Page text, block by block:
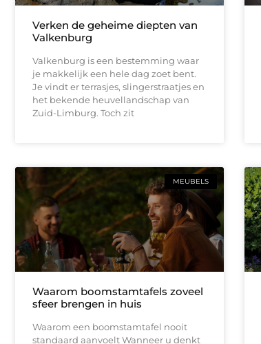
Verken de geheime diepten van
Valkenburg
Valkenburg is een bestemming waar
je makkelijk een hele dag zoet bent.
Je vindt er terrasjes, slingerstraatjes en
het bekende heuvellandschap van
Zuid-Limburg. Toch zit
MEUBELS
Waarom boomstamtafels zoveel
sfeer brengen in huis
Waarom een boomstamtafel nooit
standaard aanvoelt Wanneer u denkt